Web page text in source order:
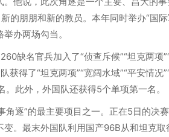
的朋朋和新的教员。本年同时举办“国
办两场勾当。
名官兵加入了“侦查斥候”“坦克两项”“
获得了“坦克两项”“宽阔水域”“平安情
。此外，外国队还获得5个单项第一名。
逐”的最主要项目之一。正在5日的决
。最末外国队利用国产96B从和坦克